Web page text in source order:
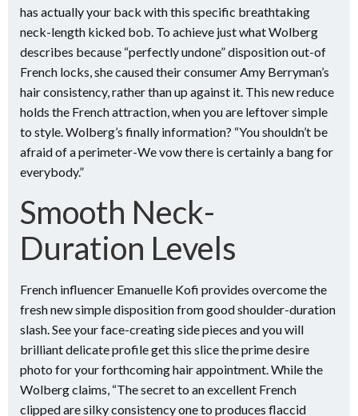
has actually your back with this specific breathtaking
neck-length kicked bob. To achieve just what Wolberg
describes because “perfectly undone” disposition out-of
French locks, she caused their consumer Amy Berryman’s
hair consistency, rather than up against it. This new reduce
holds the French attraction, when you are leftover simple
to style. Wolberg’s finally information? “You shouldn’t be
afraid of a perimeter-We vow there is certainly a bang for
everybody.”
Smooth Neck-
Duration Levels
French influencer Emanuelle Kofi provides overcome the
fresh new simple disposition from good shoulder-duration
slash. See your face-creating side pieces and you will
brilliant delicate profile get this slice the prime desire
photo for your forthcoming hair appointment. While the
Wolberg claims, “The secret to an excellent French
clipped are silky consistency one to produces flaccid